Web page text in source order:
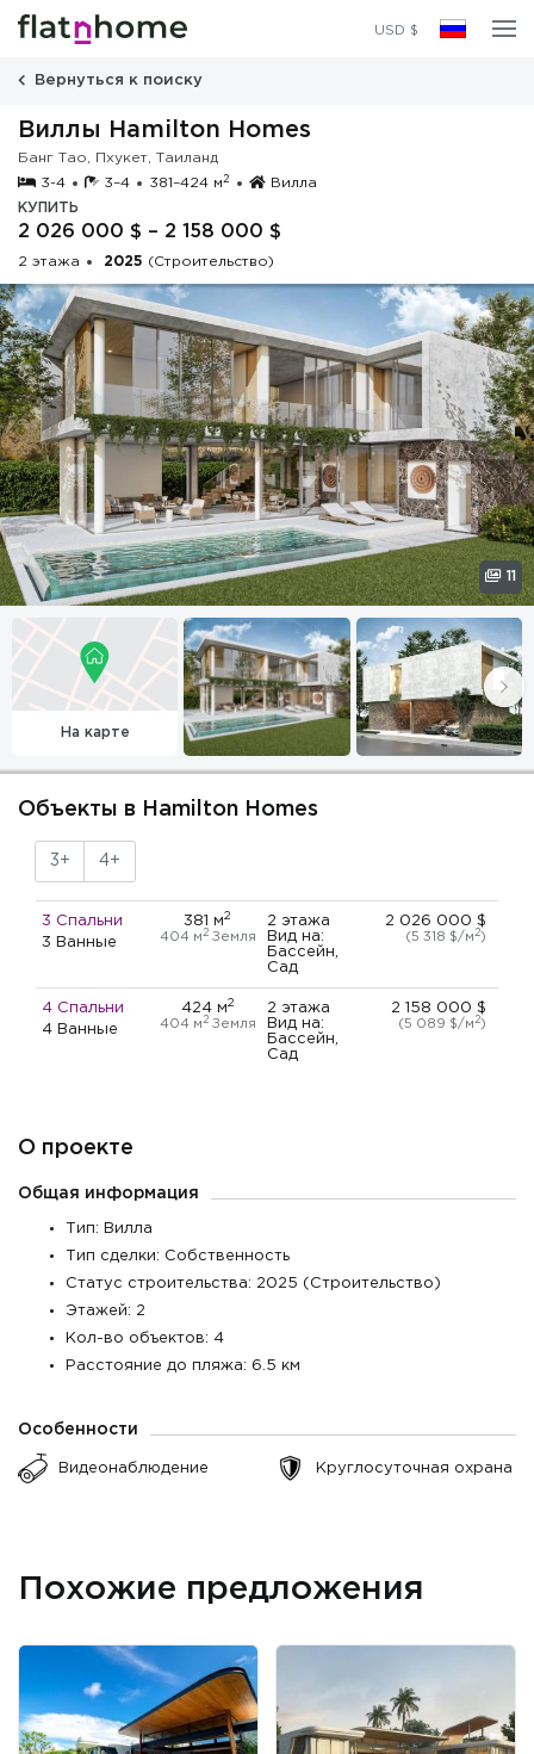
USD $
Вернуться к поиску
Виллы Hamilton Homes
Банг Тао, Пхукет, Таиланд
3-4
3–4 381–424 м 2
Вилла
КУПИТЬ
2 026 000 $ – 2 158 000 $
2 этажа 2025 (Строительство)
11
На карте
Объекты в Hamilton Homes
3+ 4+
3 Спальни
3 Ванные
381 м2
404 м 2Земля
2 этажа
Вид на:
Бассейн,
Сад
2 026 000 $
(5 318 $/м 2)
4 Спальни
4 Ванные
424 м2
404 м 2Земля
2 этажа
Вид на:
Бассейн,
Сад
2 158 000 $
(5 089 $/м 2)
О проекте
Общая информация
Тип: Вилла
Тип сделки: Собственность
Статус строительства: 2025 (Строительство)
Этажей: 2
Кол-во объектов: 4
Расстояние до пляжа: 6.5 км
Особенности
Видеонаблюдение Круглосуточная охрана
Похожие предложения
(Строительство)